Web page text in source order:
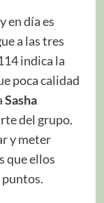
en día es
a las tres
indica la
poca calidad
Sasha
del grupo.
y meter
que ellos
puntos.